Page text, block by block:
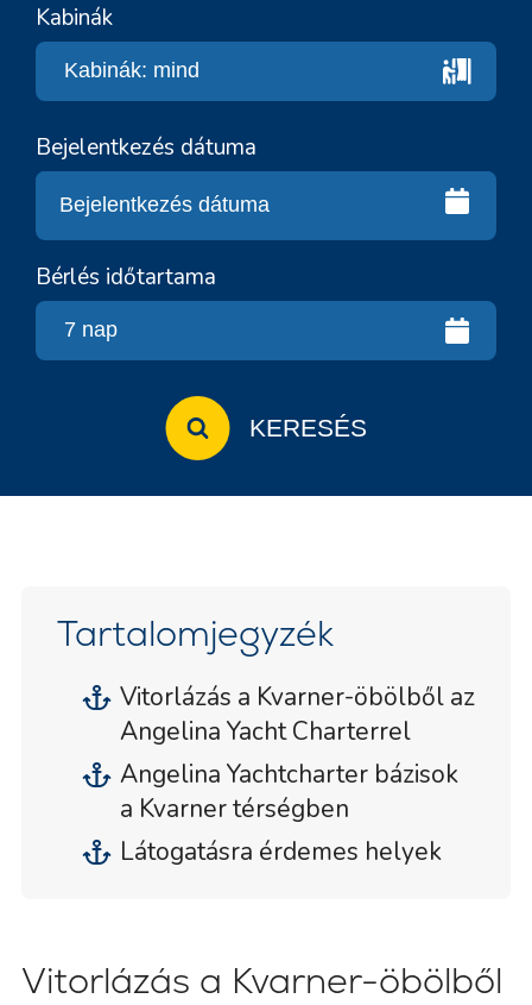
Kabinák
Bejelentkezés dátuma
Bérlés időtartama
KERESÉS
Tartalomjegyzék
Vitorlázás a Kvarner-öbölből az
Angelina Yacht Charterrel
Angelina Yachtcharter bázisok
a Kvarner térségben
Látogatásra érdemes helyek
Vitorlázás a Kvarner-öbölből